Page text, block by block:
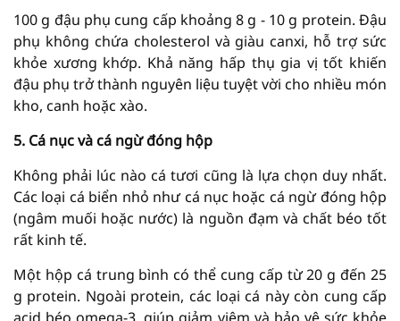
100 g đậu phụ cung cấp khoảng 8 g - 10 g protein. Đậu
phụ không chứa cholesterol và giàu canxi, hỗ trợ sức
khỏe xương khớp. Khả năng hấp thụ gia vị tốt khiến
đậu phụ trở thành nguyên liệu tuyệt vời cho nhiều món
kho, canh hoặc xào.
5. Cá nục và cá ngừ đóng hộp
Không phải lúc nào cá tươi cũng là lựa chọn duy nhất.
Các loại cá biển nhỏ như cá nục hoặc cá ngừ đóng hộp
(ngâm muối hoặc nước) là nguồn đạm và chất béo tốt
rất kinh tế.
Một hộp cá trung bình có thể cung cấp từ 20 g đến 25
g protein. Ngoài protein, các loại cá này còn cung cấp